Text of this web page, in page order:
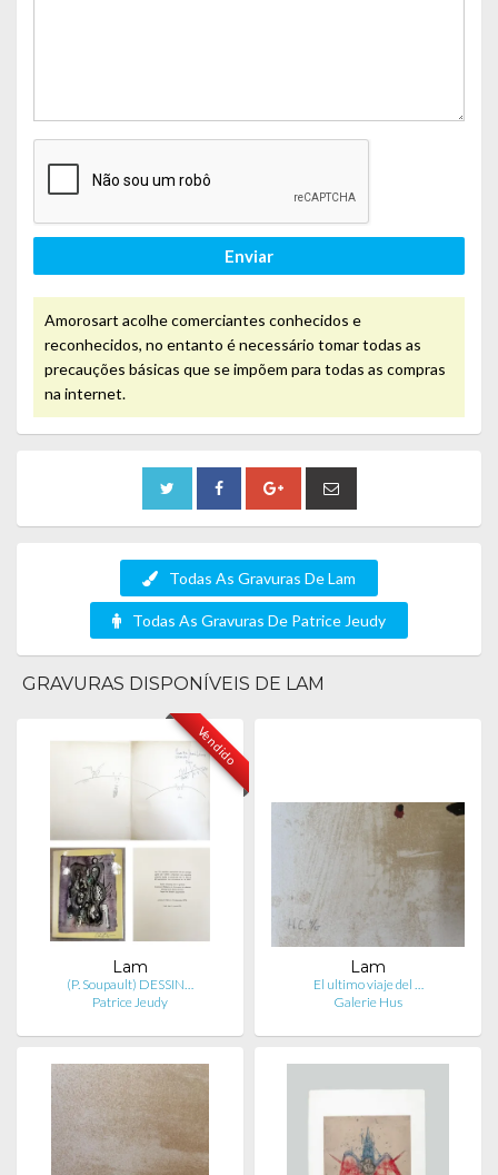
Enviar
Amorosart acolhe comerciantes conhecidos e
reconhecidos, no entanto é necessário tomar todas as
precauções básicas que se impõem para todas as compras
na internet.
Todas As Gravuras De Lam
Todas As Gravuras De Patrice Jeudy
GRAVURAS DISPONÍVEIS DE LAM
Vendido
Lam
(P. Soupault) DESSIN…
Patrice Jeudy
Lam
El ultimo viaje del …
Galerie Hus